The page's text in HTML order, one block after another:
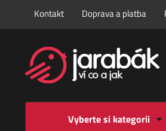
Kontakt Doprava a platba
Vyberte si kategorii